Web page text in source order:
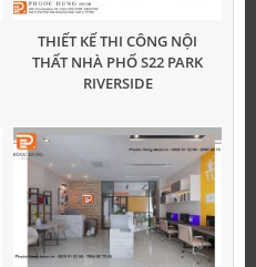
THIẾT KẾ THI CÔNG NỘI
THẤT NHÀ PHỐ S22 PARK
RIVERSIDE